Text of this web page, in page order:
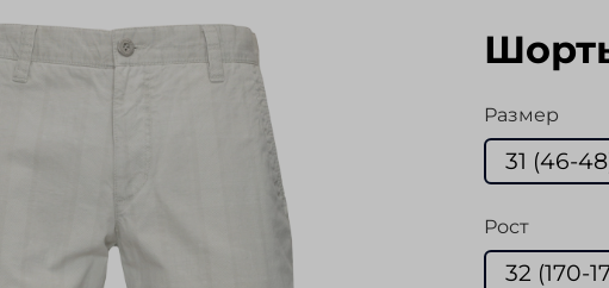
Размер
31 (46-
Рост
32 (170-